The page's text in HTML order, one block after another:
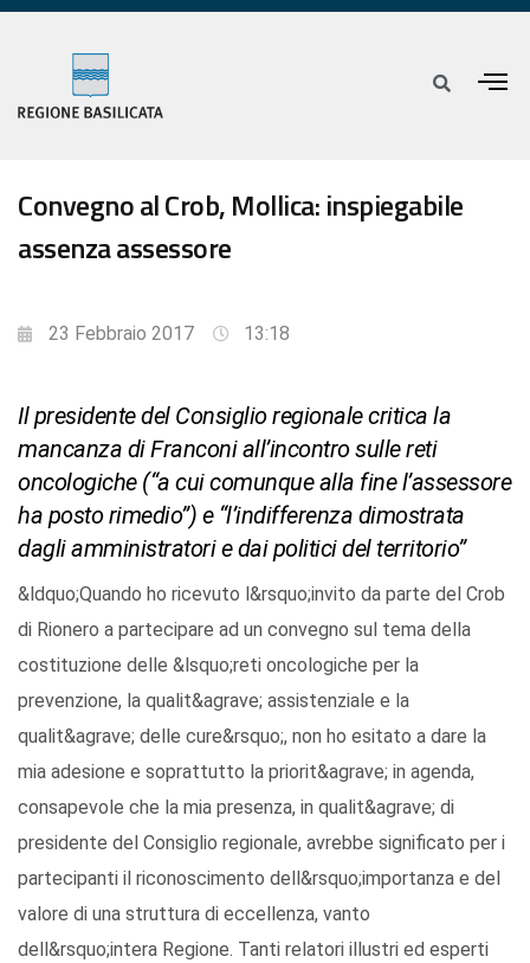
Convegno al Crob, Mollica: inspiegabile
assenza assessore
23 Febbraio 2017 13:18
Il presidente del Consiglio regionale critica la
mancanza di Franconi all’incontro sulle reti
oncologiche (“a cui comunque alla fine l’assessore
ha posto rimedio”) e “l’indifferenza dimostrata
dagli amministratori e dai politici del territorio”
&ldquo;Quando ho ricevuto l&rsquo;invito da parte del Crob
di Rionero a partecipare ad un convegno sul tema della
costituzione delle &lsquo;reti oncologiche per la
prevenzione, la qualit&agrave; assistenziale e la
qualit&agrave; delle cure&rsquo;, non ho esitato a dare la
mia adesione e soprattutto la priorit&agrave; in agenda,
consapevole che la mia presenza, in qualit&agrave; di
presidente del Consiglio regionale, avrebbe significato per i
partecipanti il riconoscimento dell&rsquo;importanza e del
valore di una struttura di eccellenza, vanto
dell&rsquo;intera Regione. Tanti relatori illustri ed esperti